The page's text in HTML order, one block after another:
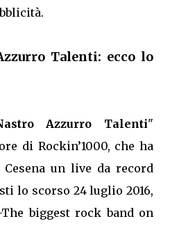
Talenti: ecco lo
Azzurro Talenti"
di Rockin’1000, che ha
un live da record
lo scorso 24 luglio 2016,
biggest rock band on